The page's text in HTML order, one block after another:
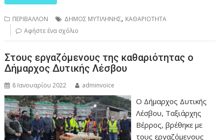
ΠΕΡΙΒΑΛΛΟΝ ΔΗΜΟΣ ΜΥΤΙΛΗΝΗΣ, ΚΑΘΑΡΙΟΤΗΤΑ
Αφήστε ένα σχόλιο
Στους εργαζόμενους της καθαριότητας ο
Δήμαρχος Δυτικής Λέσβου
8 Ιανουαρίου 2022 adminvoice
Ο Δήμαρχος Δυτικής
Λέσβου, Ταξιάρχης
Βέρρος, βρέθηκε με
τους εργαζόμενους